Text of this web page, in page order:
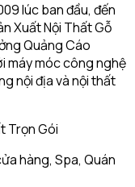
lúc ban đầu, đến
Xuất Nội Thất Gỗ
Quảng Cáo
máy móc công nghệ
nội địa và nội thất
Trọn Gói
hàng, Spa, Quán